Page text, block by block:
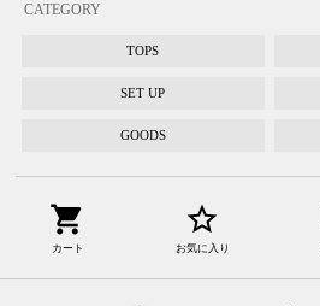
CATEGORY
TOPS
SET UP
GOODS
shopping_cart
カート
star_border
お気に入り